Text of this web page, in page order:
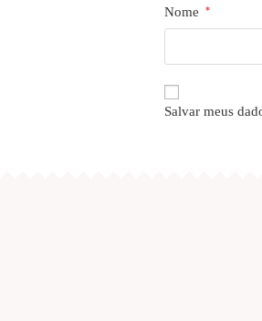
Nome *
Salvar meus